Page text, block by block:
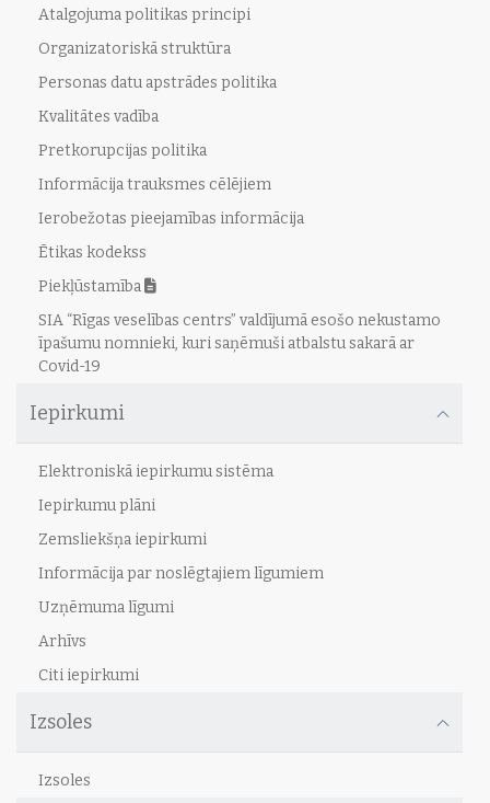
Atalgojuma politikas principi
Organizatoriskā struktūra
Personas datu apstrādes politika
Kvalitātes vadība
Pretkorupcijas politika
Informācija trauksmes cēlējiem
Ierobežotas pieejamības informācija
Ētikas kodekss
Piekļūstamība
SIA “Rīgas veselības centrs” valdījumā esošo nekustamo
īpašumu nomnieki, kuri saņēmuši atbalstu sakarā ar
Covid-19
Iepirkumi
Elektroniskā iepirkumu sistēma
Iepirkumu plāni
Zemsliekšņa iepirkumi
Informācija par noslēgtajiem līgumiem
Uzņēmuma līgumi
Arhīvs
Citi iepirkumi
Izsoles
Izsoles